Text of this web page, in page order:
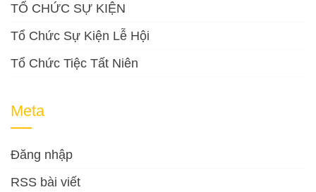
TỔ CHỨC SỰ KIỆN
Tổ Chức Sự Kiện Lễ Hội
Tổ Chức Tiệc Tất Niên
Meta
Đăng nhập
RSS bài viết